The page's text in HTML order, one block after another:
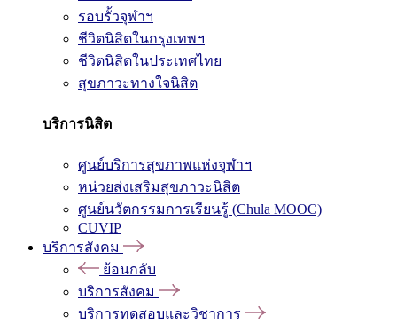
รอบรั้วจุฬาฯ
ชีวิตนิสิตในกรุงเทพฯ
ชีวิตนิสิตในประเทศไทย
สุขภาวะทางใจนิสิต
บริการนิสิต
ศูนย์บริการสุขภาพแห่งจุฬาฯ
หน่วยส่งเสริมสุขภาวะนิสิต
ศูนย์นวัตกรรมการเรียนรู้ (Chula MOOC)
CUVIP
บริการสังคม
ย้อนกลับ
บริการสังคม
บริการทดสอบและวิชาการ